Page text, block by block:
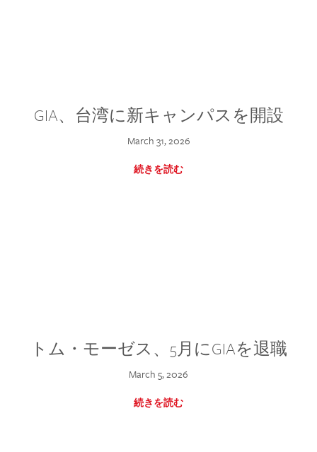
GIA、台湾に新キャンパスを開設
March 31, 2026
続きを読む
トム・モーゼス、5月にGIAを退職
March 5, 2026
続きを読む